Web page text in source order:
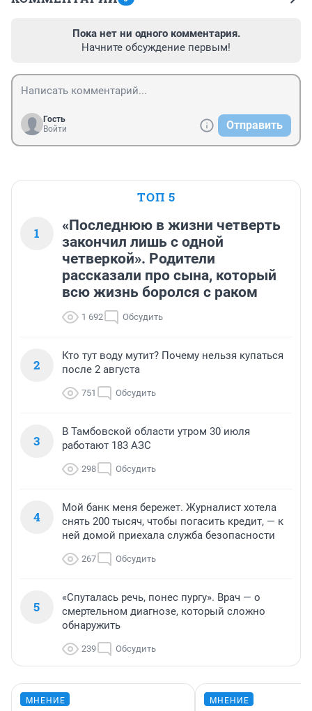
Пока нет ни одного комментария.
Начните обсуждение первым!
Гость
Войти
Отправить
ТОП 5
1
«Последнюю в жизни четверть
закончил лишь с одной
четверкой». Родители
рассказали про сына, который
всю жизнь боролся с раком
1 692 Обсудить
2
Кто тут воду мутит? Почему нельзя купаться
после 2 августа
751 Обсудить
3
В Тамбовской области утром 30 июля
работают 183 АЗС
298 Обсудить
4
Мой банк меня бережет. Журналист хотела
снять 200 тысяч, чтобы погасить кредит, — к
ней домой приехала служба безопасности
267 Обсудить
5
«Спуталась речь, понес пургу». Врач — о
смертельном диагнозе, который сложно
обнаружить
239 Обсудить
МНЕНИЕ МНЕНИЕ